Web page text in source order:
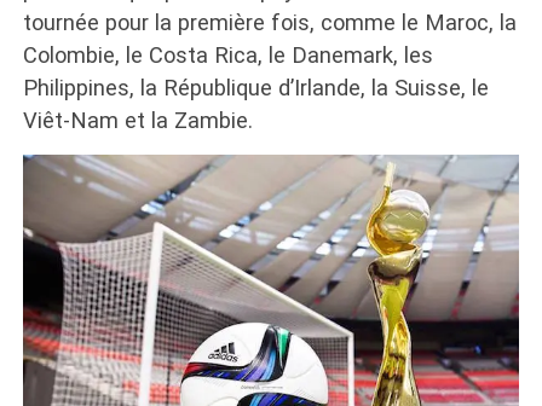
tournée pour la première fois, comme le Maroc, la
Colombie, le Costa Rica, le Danemark, les
Philippines, la République d’Irlande, la Suisse, le
Viêt-Nam et la Zambie.